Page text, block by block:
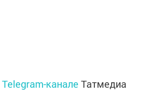
Telegram-канале Татмедиа